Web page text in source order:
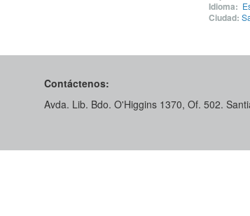
Idioma:
Ciudad:
Contáctenos:
Avda. Lib. Bdo. O'Higgins 1370, Of. 502.